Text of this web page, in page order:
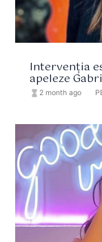
Intervenția
apeleze
hourglass_full 2 month ago